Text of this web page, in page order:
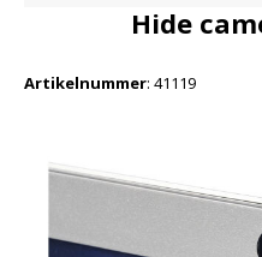
Hide
Artikelnummer: 41119